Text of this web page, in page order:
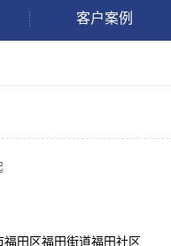
客户案例
福田区福田街道福田社区